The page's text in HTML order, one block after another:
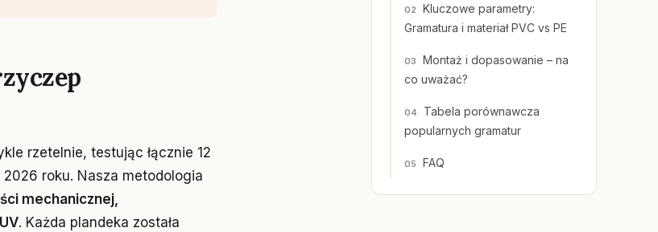
rzetelnie, testując łącznie 12
roku. Nasza metodologia
mechanicznej,
. Każda plandeka została
Kluczowe parametry:
Gramatura i materiał PVC vs PE
Montaż i dopasowanie – na
co uważać?
Tabela porównawcza
popularnych gramatur
FAQ